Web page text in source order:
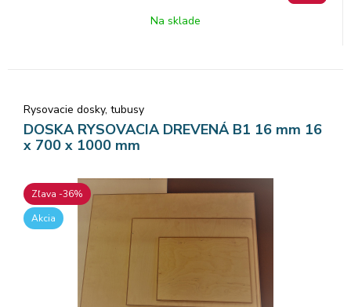
Na sklade
Rysovacie dosky, tubusy
DOSKA RYSOVACIA DREVENÁ B1 16 mm 16
x 700 x 1000 mm
Zľava -36%
Akcia